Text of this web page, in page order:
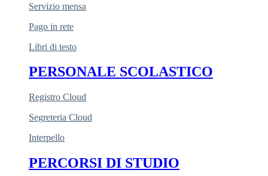
Servizio mensa
Pago in rete
Libri di testo
PERSONALE SCOLASTICO
Registro Cloud
Segreteria Cloud
Interpello
PERCORSI DI STUDIO